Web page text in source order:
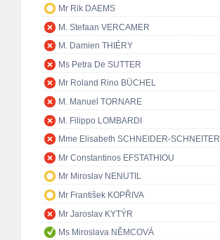
Mr Rik DAEMS
M. Stefaan VERCAMER
M. Damien THIÉRY
Ms Petra De SUTTER
Mr Roland Rino BÜCHEL
M. Manuel TORNARE
M. Filippo LOMBARDI
Mme Elisabeth SCHNEIDER-SCHNEITER
Mr Constantinos EFSTATHIOU
Mr Miroslav NENUTIL
Mr František KOPŘIVA
Mr Jaroslav KYTÝR
Ms Miroslava NĚMCOVÁ